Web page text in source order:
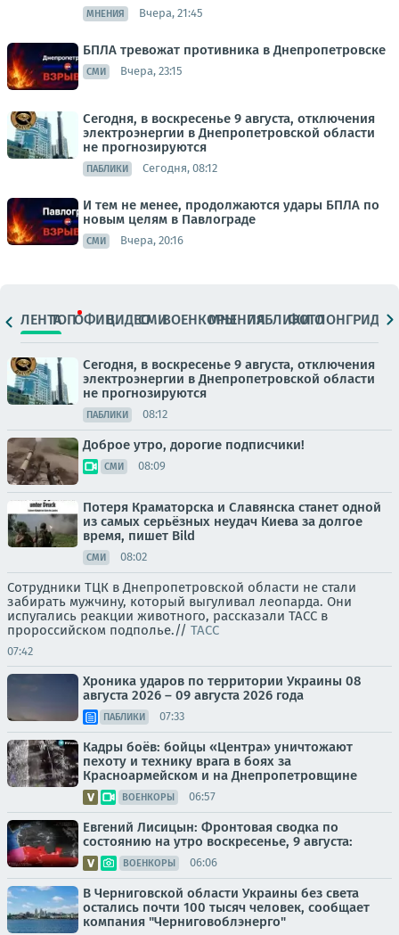
МНЕНИЯ Вчера, 21:45
БПЛА тревожат противника в Днепропетровске
СМИ Вчера, 23:15
Сегодня, в воскресенье 9 августа, отключения
электроэнергии в Днепропетровской области
не прогнозируются
ПАБЛИКИ Сегодня, 08:12
И тем не менее, продолжаются удары БПЛА по
новым целям в Павлограде
СМИ Вчера, 20:16
ЛЕНТАТОПОФИЦ.ВИДЕОСМИВОЕНКОРЫМНЕНИЯПАБЛИКИ
ФОТОЛОНГРИДЫ
Сегодня, в воскресенье 9 августа, отключения
электроэнергии в Днепропетровской области
не прогнозируются
ПАБЛИКИ 08:12
Доброе утро, дорогие подписчики!
СМИ 08:09
Потеря Краматорска и Славянска станет одной
из самых серьёзных неудач Киева за долгое
время, пишет Bild
СМИ 08:02
Сотрудники ТЦК в Днепропетровской области не стали
забирать мужчину, который выгуливал леопарда. Они
испугались реакции животного, рассказали ТАСС в
пророссийском подполье.// ТАСС
07:42
Хроника ударов по территории Украины 08
августа 2026 – 09 августа 2026 года
ПАБЛИКИ 07:33
Кадры боёв: бойцы «Центра» уничтожают
пехоту и технику врага в боях за
Красноармейском и на Днепропетровщине
ВОЕНКОРЫ 06:57
Евгений Лисицын: Фронтовая сводка по
состоянию на утро воскресенье, 9 августа:
ВОЕНКОРЫ 06:06
В Черниговской области Украины без света
остались почти 100 тысяч человек, сообщает
компания "Черниговоблэнерго"